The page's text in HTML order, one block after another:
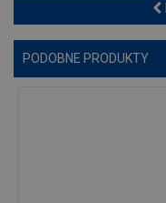
PODOBNE PRODUKTY